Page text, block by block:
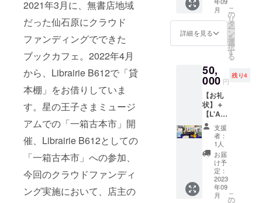
2021年3月に、無書店地域
だった仙石原にクラウド
ファンディングでできた
ブックカフェ。2022年4月
から、Librairie B612で「貸
本棚」をお借りしていま
す。星の王子さまミュージ
アムでの「一箱古本市」開
催、Librairie B612としての
「一箱古本市」への参加、
今回のクラウドファンディ
ング実施において、店主の
子さま』を
次世代に伝
えていく活
動ができれ
いますの
で、ぜひご
協力いただ
けますと幸
いです。
費など
の経費
の足か
せに
とは否
めませ
ん。こ
ちらの
「渡り
鳥コー
ス」で
いただ
きまし
たご支
援は、
主に移
動型書
店出店
い」。
きっと
あなた
にとっ
でしょ
う。 ま
た、ク
ラウド
ファン
ディン
グの進
捗報
告、移
動型書
店の出
店情
報、
『星の
いただ
きま
す。 ※
ご支援
星１個
です。
※44個限
定のリ
ターン
です
（「王
子さ
ま」が
ある一
日に見
た夕陽
の回数
と同じ
個数で
【選書
サービ
ス（解
説付
き）】
あなた
たりの
『星の
王子さ
ま』の
選書を
行な
い、そ
の本を
お送り
いたし
ます
（店主
による
解説付
き）。
月
詳細を見る
こ
の
リ
タ
ー
ン
を
選
択
す
る
50,
000 円
残り4
【お礼
状】＋
【L'Am
usette(
ラ・
ミュ
ゼッ
ト)：お
楽しみ
本】＋
【「Lib
rairie
支援
者：
1人
お届
け予
定：
2023
年09
月
こ
の